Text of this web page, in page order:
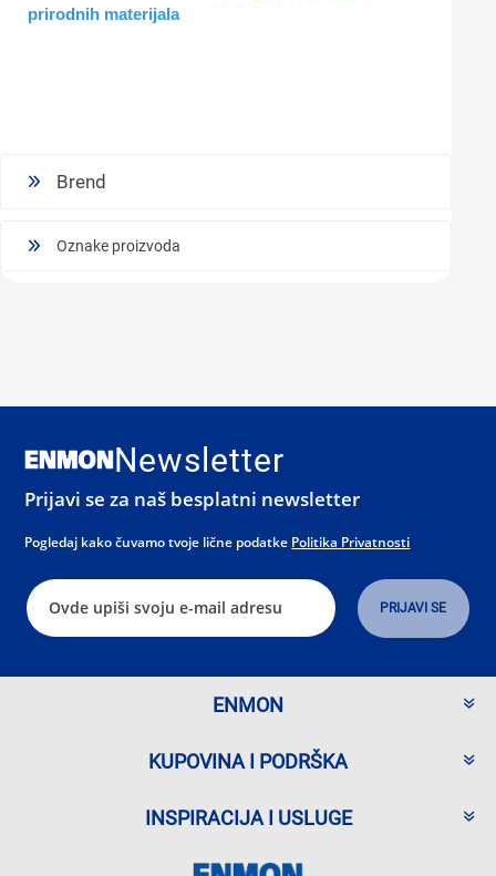
prirodnih materijala
Brend
Oznake proizvoda
Newsletter
Prijavi se za naš besplatni newsletter
Pogledaj kako čuvamo tvoje lične podatke Politika Privatnosti
ENMON
KUPOVINA I PODRŠKA
INSPIRACIJA I USLUGE